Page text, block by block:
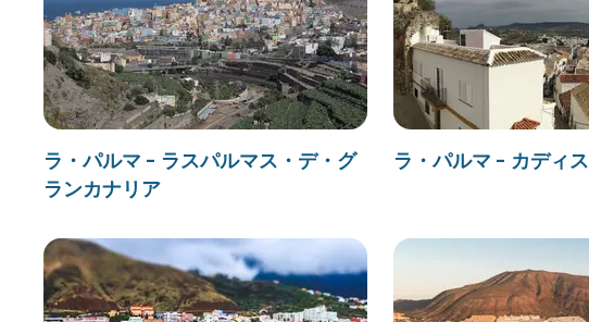
ラ・パルマ - ラスパルマス・デ・グ
ランカナリア
ラ・パルマ - カディス